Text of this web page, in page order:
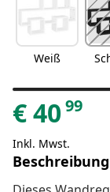
Weiß
€4099
Inkl. Mwst.
Beschreibung